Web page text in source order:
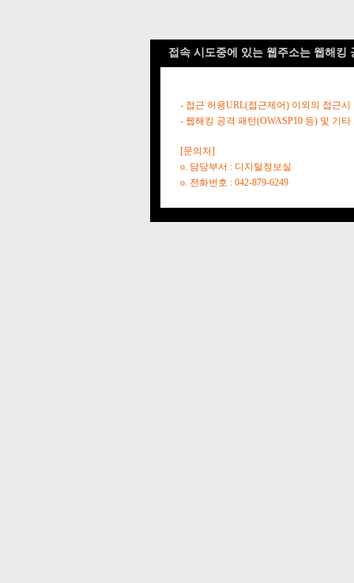
접속 시도중에 있는 웹주소는 웹해킹
- 접근 허용URL(접근제어) 이외의 접근시
- 웹해킹 공격 패턴(OWASP10 등) 및 기
[문의처]
o. 담당부서 : 디지털정보실
o. 전화번호 : 042-879-6249